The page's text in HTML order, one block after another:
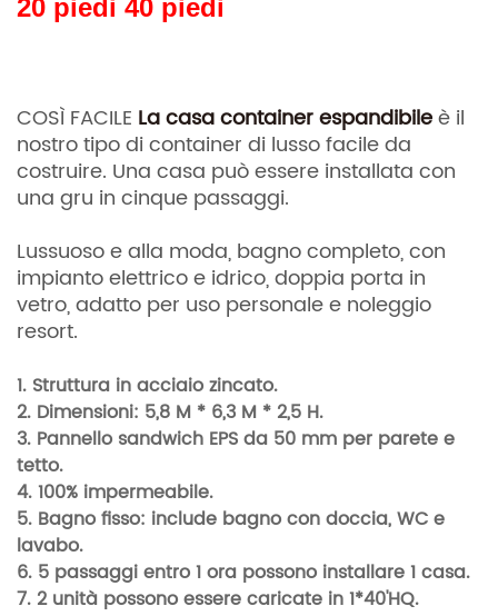
20 piedi 40 piedi
COSÌ FACILE La casa container espandibileè il
nostro tipo di container di lusso facile da
costruire. Una casa può essere installata con
una gru in cinque passaggi.
Lussuoso e alla moda, bagno completo, con
impianto elettrico e idrico, doppia porta in
vetro, adatto per uso personale e noleggio
resort.
1. Struttura in acciaio zincato.
2. Dimensioni: 5,8 M * 6,3 M * 2,5 H.
3. Pannello sandwich EPS da 50 mm per parete e
tetto.
4. 100% impermeabile.
5. Bagno fisso: include bagno con doccia, WC e
lavabo.
6. 5 passaggi entro 1 ora possono installare 1 casa.
7. 2 unità possono essere caricate in 1*40'HQ.